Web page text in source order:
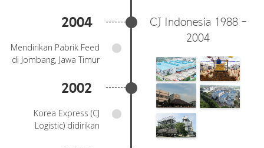
2004
Mendirikan Pabrik Feed
di Jombang, Jawa Timur
2002
Korea Express (CJ
Logistic) didirikan
CJ Indonesia 1988 -
2004